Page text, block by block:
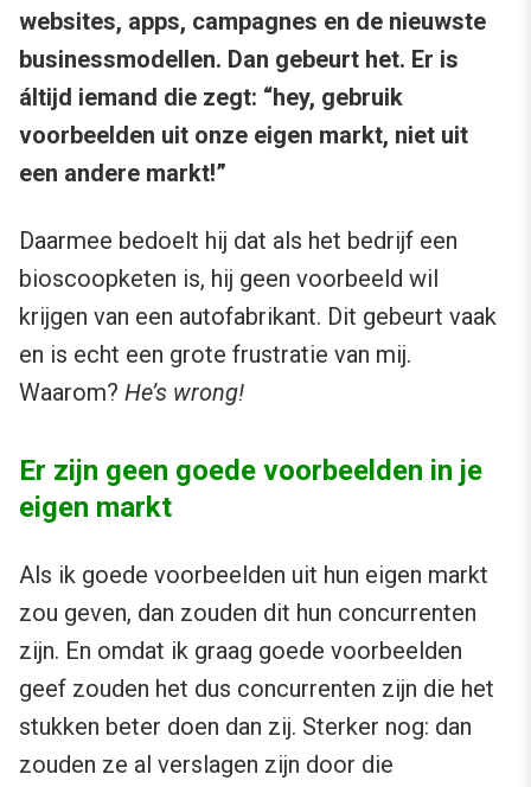
websites, apps, campagnes en de nieuwste
businessmodellen. Dan gebeurt het. Er is
áltijd iemand die zegt: “hey, gebruik
voorbeelden uit onze eigen markt, niet uit
een andere markt!”
Daarmee bedoelt hij dat als het bedrijf een
bioscoopketen is, hij geen voorbeeld wil
krijgen van een autofabrikant. Dit gebeurt vaak
en is echt een grote frustratie van mij.
Waarom? He’s wrong!
Er zijn geen goede voorbeelden in je
eigen markt
Als ik goede voorbeelden uit hun eigen markt
zou geven, dan zouden dit hun concurrenten
zijn. En omdat ik graag goede voorbeelden
geef zouden het dus concurrenten zijn die het
stukken beter doen dan zij. Sterker nog: dan
zouden ze al verslagen zijn door die